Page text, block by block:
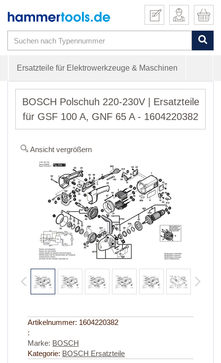
Ersatzteile für Elektrowerkzeuge & Maschinen
BOSCH Polschuh 220-230V | Ersatzteile
für GSF 100 A, GNF 65 A - 1604220382
Ansicht vergrößern
Artikelnummer: 1604220382
:
Marke: BOSCH
Kategorie: BOSCH Ersatzteile